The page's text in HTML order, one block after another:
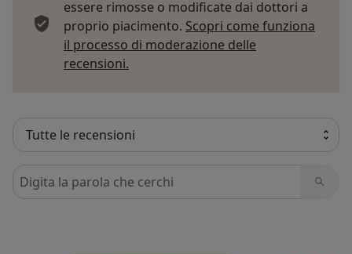
essere rimosse o modificate dai dottori a
proprio piacimento. Scopri come funziona
il processo di moderazione delle
recensioni.
Cerca nelle recensioni